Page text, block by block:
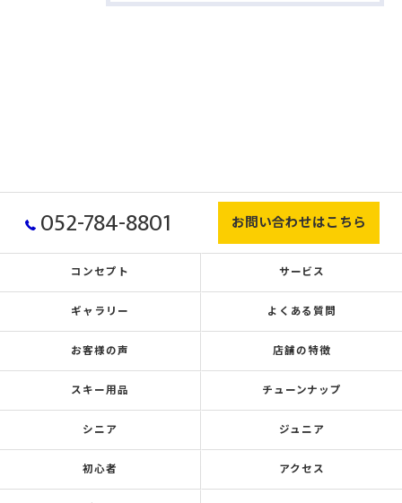
052-784-8801 お問い合わせはこちら
コンセプト サービス
ギャラリー よくある質問
お客様の声 店舗の特徴
スキー用品 チューンナップ
シニア ジュニア
初心者 アクセス